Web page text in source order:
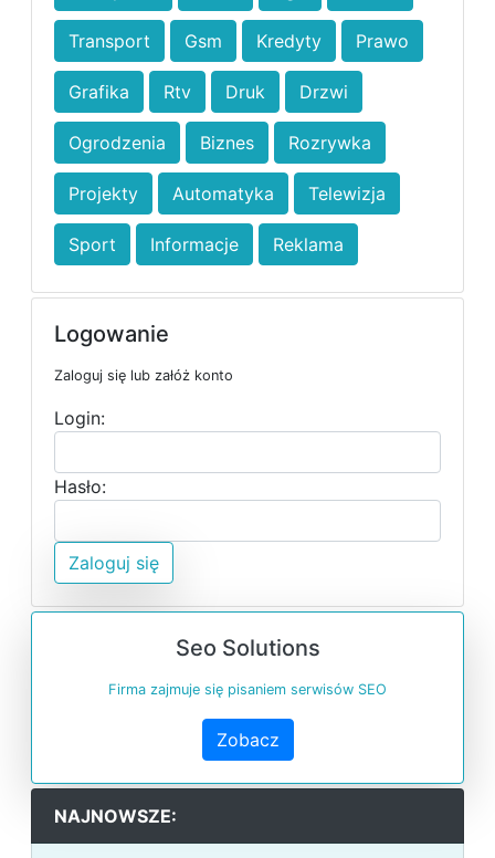
Transport Gsm Kredyty Prawo
Grafika Rtv Druk Drzwi
Ogrodzenia Biznes Rozrywka
Projekty Automatyka Telewizja
Sport Informacje Reklama
Logowanie
Zaloguj się lub załóż konto
Login:
Hasło:
Zaloguj się
Seo Solutions
Firma zajmuje się pisaniem serwisów SEO
Zobacz
NAJNOWSZE: